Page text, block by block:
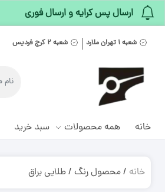
ارسال پس کرایه و ارسال فوری
شعبه ۱ تهران ملارد شعبه ۲ کرج فردیس
خانه همه محصولات سبد خرید
خانه / محصول رنگ / طلایی براق